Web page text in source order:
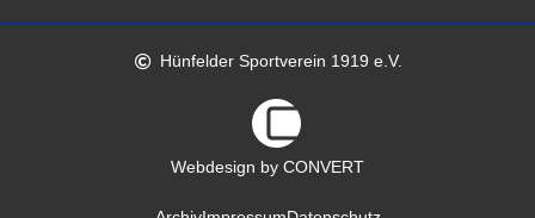
Hünfelder Sportverein 1919 e.V.
Webdesign by CONVERT